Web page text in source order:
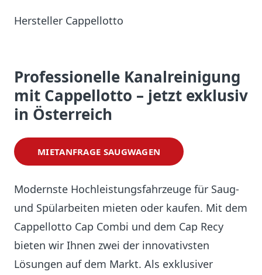
Hersteller Cappellotto
Professionelle Kanalreinigung
mit Cappellotto – jetzt exklusiv
in Österreich
MIETANFRAGE SAUGWAGEN
Modernste Hochleistungsfahrzeuge für Saug-
und Spülarbeiten mieten oder kaufen. Mit dem
Cappellotto Cap Combi und dem Cap Recy
bieten wir Ihnen zwei der innovativsten
Lösungen auf dem Markt. Als exklusiver